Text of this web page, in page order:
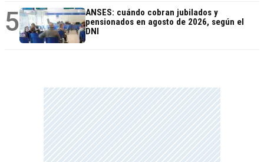
5
ANSES: cuándo cobran jubilados y
pensionados en agosto de 2026, según el
DNI